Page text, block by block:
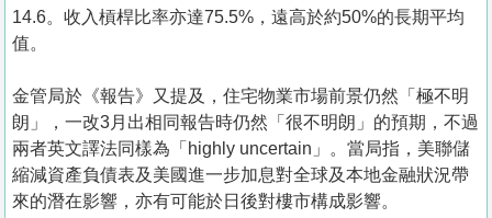
14.6。收入槓桿比率亦達75.5%，遠高於約50%的長期平均
值。
金管局於《報告》又提及，住宅物業市場前景仍然「極不明
朗」，一改3月出相同報告時仍然「很不明朗」的預期，不過
兩者英文譯法同樣為「highly uncertain」。當局指，美聯儲
縮減資產負債表及美國進一步加息對全球及本地金融狀況帶
來的潛在影響，亦有可能於日後對樓市構成影響。